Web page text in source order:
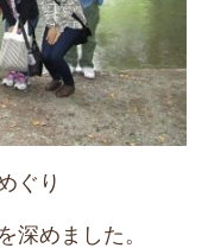
ぐり
深めました。